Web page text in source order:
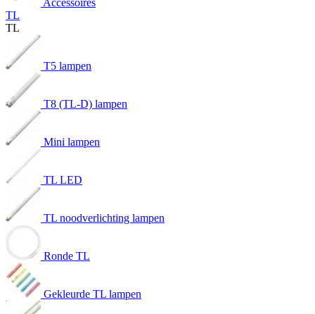
Accessoires
TL
TL
T5 lampen
T8 (TL-D) lampen
Mini lampen
TL LED
TL noodverlichting lampen
Ronde TL
Gekleurde TL lampen